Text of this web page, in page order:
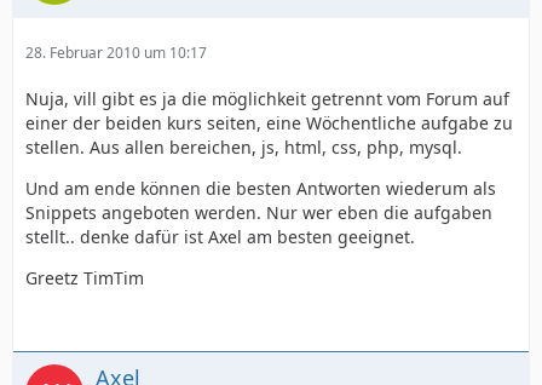
28. Februar 2010 um 10:17
Nuja, vill gibt es ja die möglichkeit getrennt vom Forum auf
einer der beiden kurs seiten, eine Wöchentliche aufgabe zu
stellen. Aus allen bereichen, js, html, css, php, mysql.
Und am ende können die besten Antworten wiederum als
Snippets angeboten werden. Nur wer eben die aufgaben
stellt.. denke dafür ist Axel am besten geeignet.
Greetz TimTim
Axel